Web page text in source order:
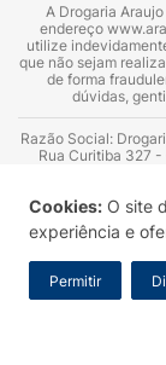
Cookies: O site
experiência e
Permitir
A Drogaria
endereço
utilize
que não sejam
de forma
dúvidas,
Razão Social:
Rua Curitiba 327
Azevedo Guimarães
Consultor
Sanitário: